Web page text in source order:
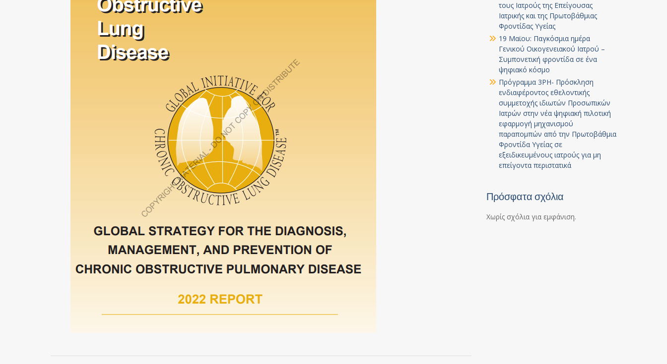
τους Ιατρούς της Επείγουσας
Ιατρικής και της Πρωτοβάθμιας
Φροντίδας Υγείας
19 Μαϊου: Παγκόσμια ημέρα
Γενικού Οικογενειακού Ιατρού –
Συμπονετική φροντίδα σε ένα
ψηφιακό κόσμο
Πρόγραμμα 3PH- Πρόσκληση
ενδιαφέροντος εθελοντικής
συμμετοχής ιδιωτών Προσωπικών
Ιατρών στην νέα ψηφιακή πιλοτική
εφαρμογή μηχανισμού
παραπομπών από την Πρωτοβάθμια
Φροντίδα Υγείας σε
εξειδικευμένους ιατρούς για μη
επείγοντα περιστατικά
Πρόσφατα σχόλια
Χωρίς σχόλια για εμφάνιση.